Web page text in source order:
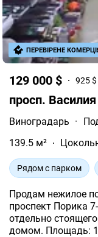
129 000 $ 925 $
просп.
Виноградарь ·
139.5 м²
Рядом с парком
Продам нежилое
проспект Порика
отдельно
домом. Площадь:
ПЕРЕВІРЕНЕ